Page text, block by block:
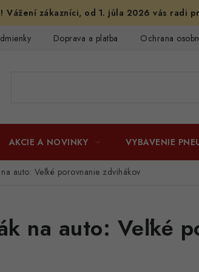
Vážení zákazníci, od 1. júla 2026 vás radi
Doprava a platba Ochrana
AKCIE A NOVINKY VYBAVENIE
auto: Veľké porovnanie zdvihákov
na auto: Veľké